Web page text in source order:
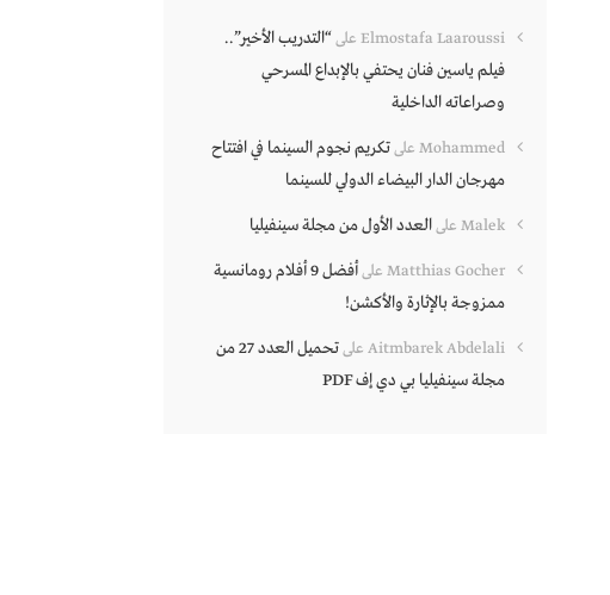
Elmostafa Laaroussi على“التدريب الأخير”..
فيلم ياسين فنان يحتفي بالإبداع المسرحي
وصراعاته الداخلية
Mohammed علىتكريم نجوم السينما في افتتاح
مهرجان الدار البيضاء الدولي للسينما
Malek علىالعدد الأول من مجلة سينفيليا
Matthias Gocher على
أفضل 9 أفلام رومانسية
ممزوجة بالإثارة والأكشن!
Aitmbarek Abdelali على
تحميل العدد 27 من
مجلة سينفيليا بي دي إف PDF